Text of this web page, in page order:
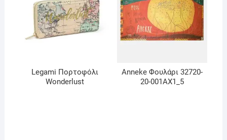
Legami Πορτοφόλι
Wonderlust
Anneke Φουλάρι 32720-
20-001AX1_5